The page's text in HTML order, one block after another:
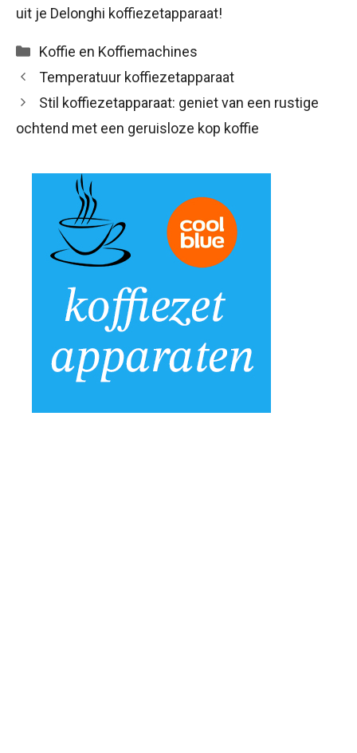
uit je Delonghi koffiezetapparaat!
Categorieën
Koffie en Koffiemachines
Temperatuur koffiezetapparaat
Stil koffiezetapparaat: geniet van een rustige
ochtend met een geruisloze kop koffie